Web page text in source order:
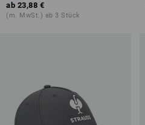
ab 23,88 €
(m. MwSt.) ab 3 Stück